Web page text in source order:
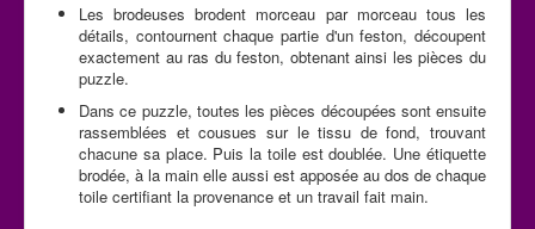
Les brodeuses brodent morceau par morceau tous les
détails, contournent chaque partie d'un feston, découpent
exactement au ras du feston, obtenant ainsi les pièces du
puzzle.
Dans ce puzzle, toutes les pièces découpées sont ensuite
rassemblées et cousues sur le tissu de fond, trouvant
chacune sa place. Puis la toile est doublée. Une étiquette
brodée, à la main elle aussi est apposée au dos de chaque
toile certifiant la provenance et un travail fait main.